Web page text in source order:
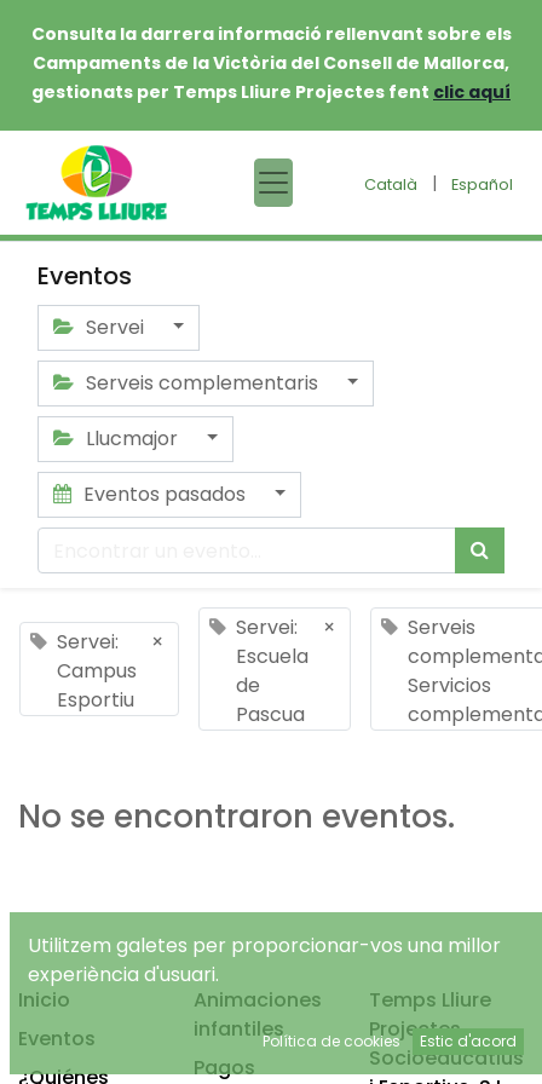
Consulta la darrera informació rellenvant sobre els
Campaments de la Victòria del Consell de Mallorca,
gestionats per Temps Lliure Projectes fent clic aquí
Català | Español
Eventos
Servei
Serveis complementaris
Llucmajor
Eventos pasados
Servei:
Campus
Esportiu
×
Servei:
Escuela
de
Pascua
×
Serveis
Servicios
No se encontraron eventos.
Inicio
Eventos
¿Quiénes
Animaciones
infantiles
Pagos
Temps Lliure
Projectes
Socioeducatius
Utilitzem galetes per proporcionar-vos una millor
experiència d'usuari.
Política de cookies Estic d'acord